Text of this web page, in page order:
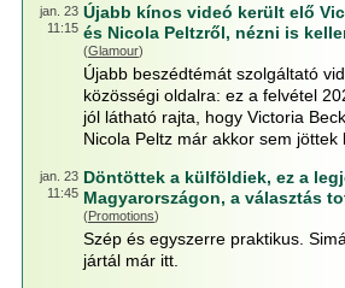
jan. 23
11:15
Újabb kínos videó került elő
és Nicola Peltzről, nézni is
(Glamour)
Újabb beszédtémát szolgáltató
közösségi oldalra: ez a felvétel
jól látható rajta, hogy Victoria
Nicola Peltz már akkor sem jöttek
jan. 23
11:45
Döntöttek a külföldiek, ez a
Magyarországon, a választás
(Promotions)
Szép és egyszerre praktikus.
jártál már itt.